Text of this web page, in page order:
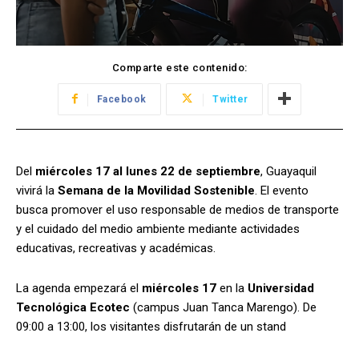
Comparte este contenido:
Facebook Twitter
Del miércoles 17 al lunes 22 de septiembre, Guayaquil
vivirá la Semana de la Movilidad Sostenible . El evento
busca promover el uso responsable de medios de transporte
y el cuidado del medio ambiente mediante actividades
educativas, recreativas y académicas.
La agenda empezará el miércoles 17 en la Universidad
Tecnológica Ecotec (campus Juan Tanca Marengo). De
09:00 a 13:00, los visitantes disfrutarán de un stand